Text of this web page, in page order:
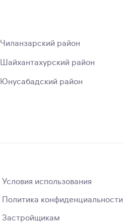
Чиланзарский район
Шайхантахурский район
Юнусабадский район
Условия использования
Политика конфиденциальности
Застройщикам